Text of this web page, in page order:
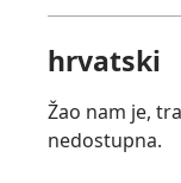
hrvatski
Žao nam je,
nedostupna.